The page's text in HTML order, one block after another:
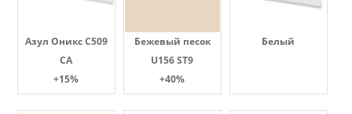
Азул Оникс С509
СА
+15%
Бежевый песок
U156 ST9
+40%
Белый